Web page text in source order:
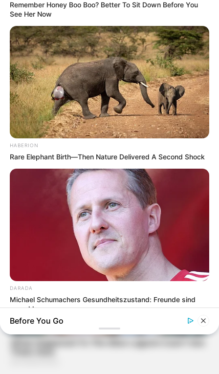
Remember Honey Boo Boo? Better To Sit Down Before You
See Her Now
HABERION
Rare Elephant Birth—Then Nature Delivered A Second Shock
DARADA
Michael Schumachers Gesundheitszustand: Freunde sind
sprachlos
Before You Go